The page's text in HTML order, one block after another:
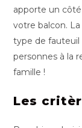
apporte un
votre balcon.
type de fauteuil
personnes à la
famille !
Les